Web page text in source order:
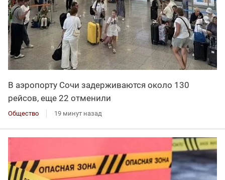
В аэропорту Сочи задерживаются около 130
рейсов, еще 22 отменили
Общество 19 минут назад